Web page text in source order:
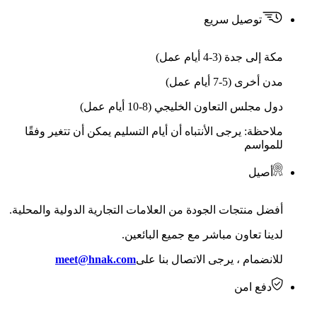
توصيل سريع
مكة إلى جدة (3-4 أيام عمل)
مدن أخرى (5-7 أيام عمل)
دول مجلس التعاون الخليجي (8-10 أيام عمل)
ملاحظة: يرجى الأنتباه أن أيام التسليم يمكن أن تتغير وفقًا
للمواسم
أصيل
أفضل منتجات الجودة من العلامات التجارية الدولية والمحلية.
لدينا تعاون مباشر مع جميع البائعين.
للانضمام ، يرجى الاتصال بنا علىmeet@hnak.com
دفع امن